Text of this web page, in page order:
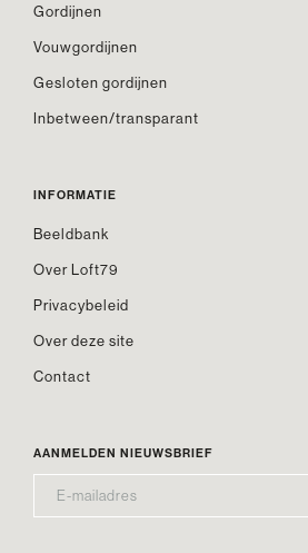
Gordijnen
Vouwgordijnen
Gesloten gordijnen
Inbetween/transparant
INFORMATIE
Beeldbank
Over Loft79
Privacybeleid
Over deze site
Contact
AANMELDEN NIEUWSBRIEF
MAILADRES*